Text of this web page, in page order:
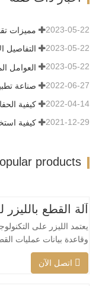
مميزات 2023-05-22
2023-05-22
العوامل 2023-05-22
صناعة 2022-06-27
كيفية 2022-04-14
2021-12-29
products
يعتمد الليزر على
وقاعدة بيانات عمليات
يمكنها تنفيذ عمليات قطع
المختلفة، وتحسين سطح
اتصل الآن